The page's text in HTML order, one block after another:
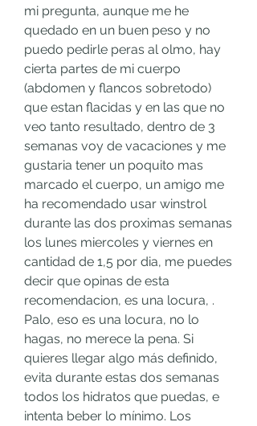
mi pregunta, aunque me he
quedado en un buen peso y no
puedo pedirle peras al olmo, hay
cierta partes de mi cuerpo
(abdomen y flancos sobretodo)
que estan flacidas y en las que no
veo tanto resultado, dentro de 3
semanas voy de vacaciones y me
gustaria tener un poquito mas
marcado el cuerpo, un amigo me
ha recomendado usar winstrol
durante las dos proximas semanas
los lunes miercoles y viernes en
cantidad de 1,5 por dia, me puedes
decir que opinas de esta
recomendacion, es una locura, .
Palo, eso es una locura, no lo
hagas, no merece la pena. Si
quieres llegar algo más definido,
evita durante estas dos semanas
todos los hidratos que puedas, e
intenta beber lo mínimo. Los